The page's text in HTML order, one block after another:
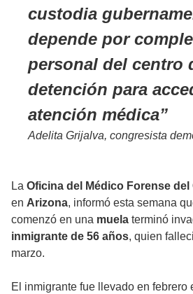
custodia
depende por
personal del centro
detención para
atención médica
Adelita Grijalva, congresista
La Oficina del Médico Forense
en Arizona, informó esta semana
comenzó en una muela terminó
inmigrante de 56 años, quien
marzo.
El inmigrante fue llevado en febrero